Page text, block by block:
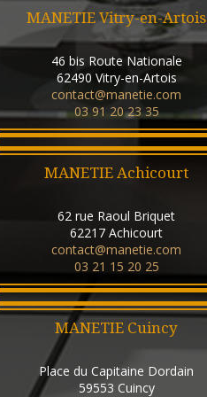
MANETIE Vitry-en-Artois
46 bis Route Nationale
62490 Vitry-en-Artois
contact@manetie.com
03 91 20 23 35
MANETIE Achicourt
62 rue Raoul Briquet
62217 Achicourt
contact@manetie.com
03 21 15 20 25
MANETIE Cuincy
Place du Capitaine Dordain
59553 Cuincy